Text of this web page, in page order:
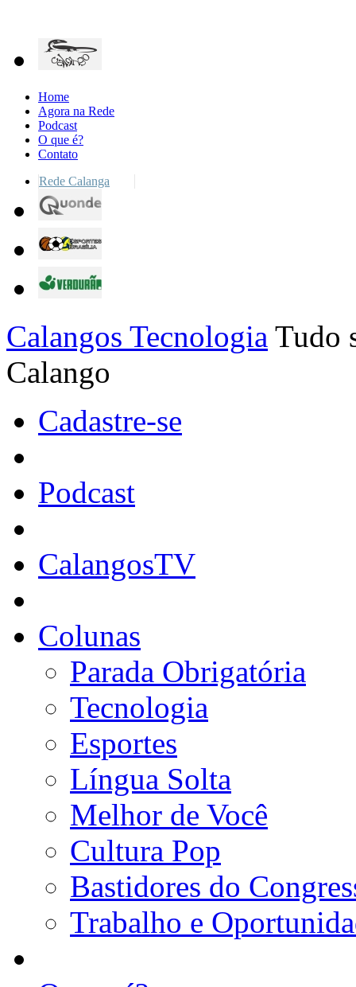
Home
Agora na Rede
Podcast
O que é?
Contato
Rede Calanga
Calangos Tecnologia Tudo
Calango
Cadastre-se
Podcast
CalangosTV
Colunas
Parada Obrigatória
Tecnologia
Esportes
Língua Solta
Melhor de Você
Cultura Pop
Bastidores do
Trabalho e